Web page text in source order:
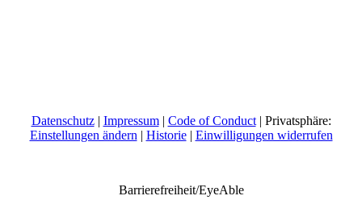
Datenschutz| Impressum| Code of Conduct| Privatsphäre:
Einstellungen ändern | Historie| Einwilligungen widerrufen
Barrierefreiheit/EyeAble